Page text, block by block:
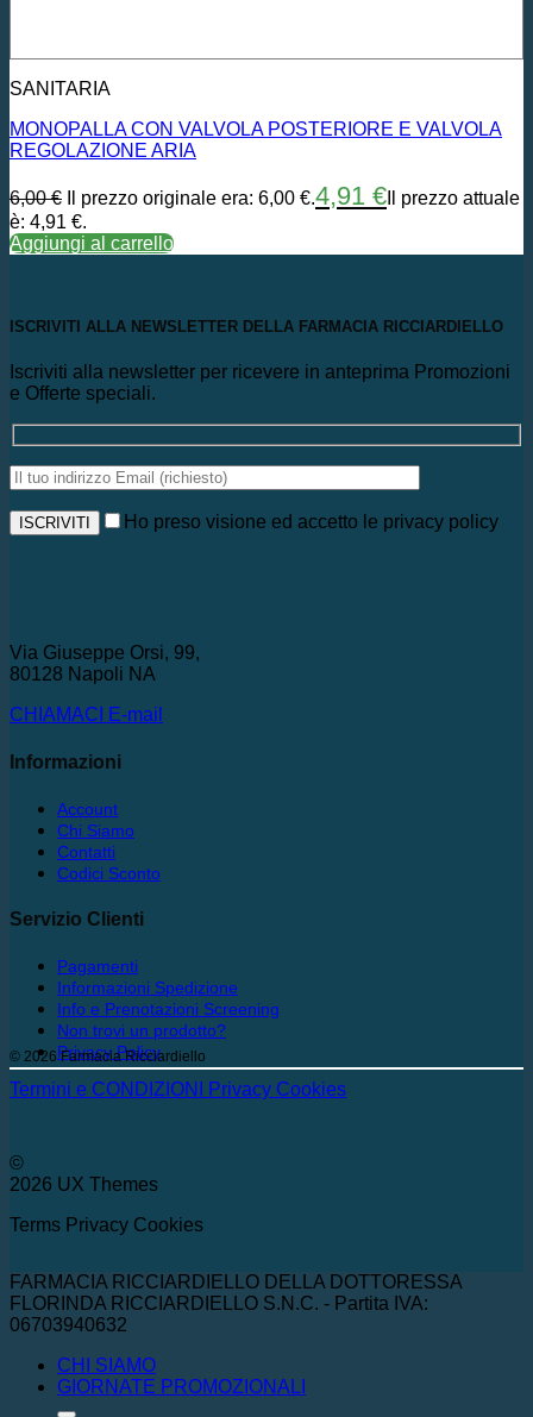
SANITARIA
MONOPALLA CON VALVOLA POSTERIORE E VALVOLA
REGOLAZIONE ARIA
6,00€ Il prezzo originale era: 6,00 €.4,91 € Il prezzo attuale
è: 4,91 €.
Aggiungi al carrello
ISCRIVITI ALLA NEWSLETTER DELLA FARMACIA RICCIARDIELLO
Iscriviti alla newsletter per ricevere in anteprima Promozioni
e Offerte speciali.
Ho preso visione ed accetto le privacy policy
Via Giuseppe Orsi, 99,
80128 Napoli NA
CHIAMACI
E-mail
Informazioni
Account
Chi Siamo
Contatti
Codici Sconto
Servizio Clienti
Pagamenti
Informazioni Spedizione
Info e Prenotazioni Screening
Non trovi un prodotto?
Privacy Policy
© 2026 Farmacia Ricciardiello
Termini e CONDIZIONI Privacy Cookies
©
2026 UX Themes
Terms Privacy Cookies
FARMACIA RICCIARDIELLO DELLA DOTTORESSA
FLORINDA RICCIARDIELLO S.N.C. - Partita IVA:
06703940632
CHI SIAMO
GIORNATE PROMOZIONALI